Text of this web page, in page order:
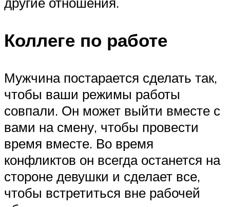
Коллеге по работе
Мужчина постарается сделать так,
чтобы ваши режимы работы
совпали. Он может выйти вместе с
вами на смену, чтобы провести
время вместе. Во время
конфликтов он всегда останется на
стороне девушки и сделает все,
чтобы встретиться вне рабочей